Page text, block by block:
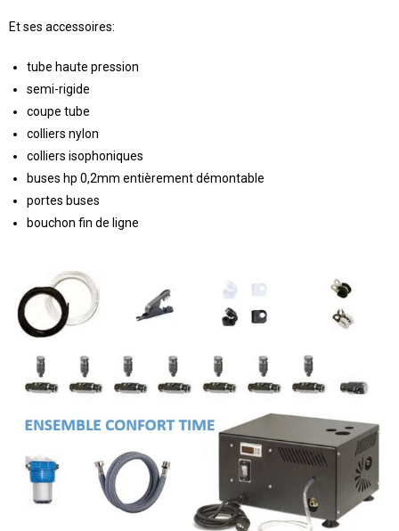
Et ses accessoires:
tube haute pression
semi-rigide
coupe tube
colliers nylon
colliers isophoniques
buses hp 0,2mm entièrement démontable
portes buses
bouchon fin de ligne